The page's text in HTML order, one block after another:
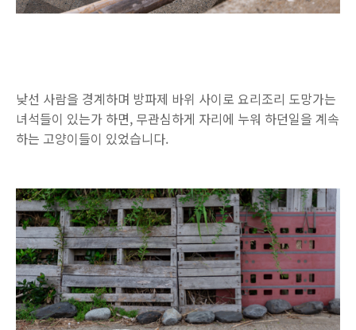
낮선 사람을 경계하며 방파제 바위 사이로 요리조리 도망가는
녀석들이 있는가 하면, 무관심하게 자리에 누워 하던일을 계속
하는 고양이들이 있었습니다.